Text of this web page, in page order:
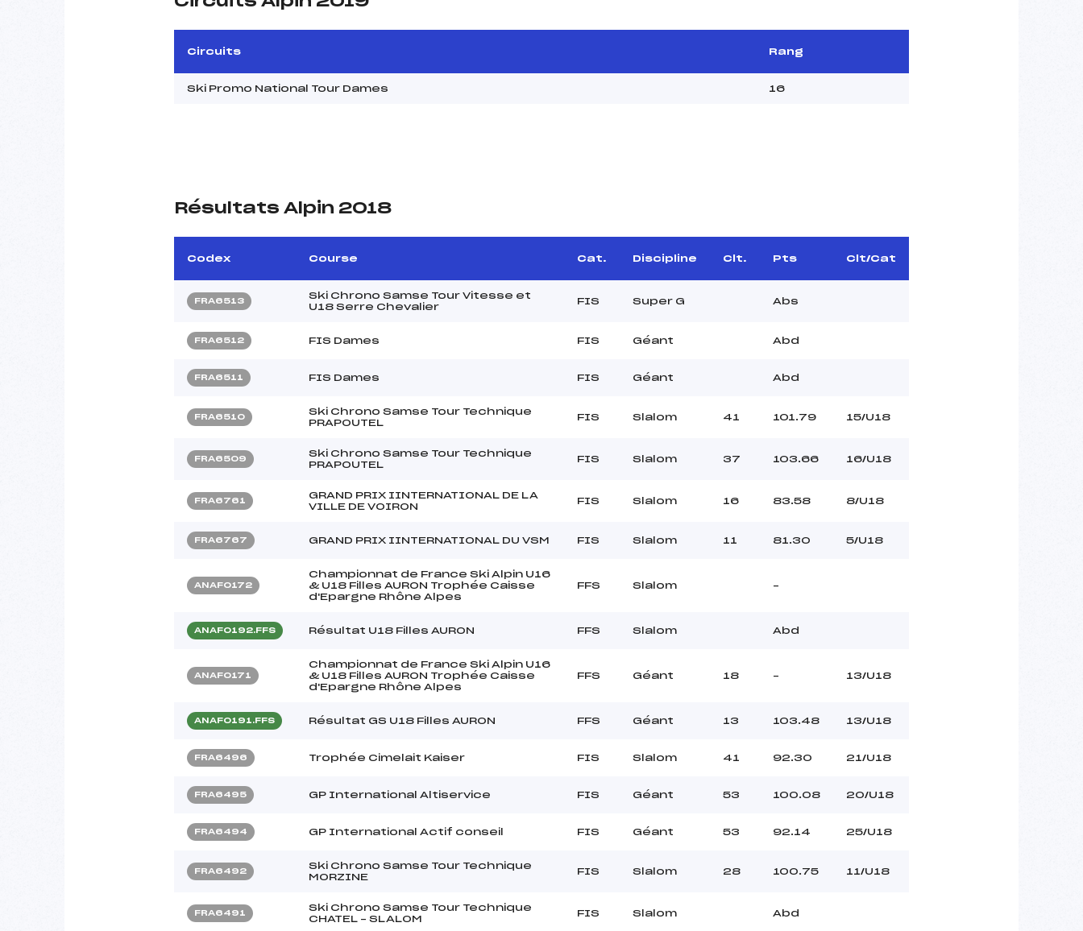
Circuits Rang
Ski Promo National Tour Dames 16
Résultats Alpin 2018
Codex Course Cat. Discipline Clt. Pts Clt/Cat
FRA6513
Ski Chrono Samse Tour Vitesse et
U18 Serre Chevalier
FIS Super G Abs
FRA6512 FIS Dames FIS Géant Abd
FRA6511 FIS Dames FIS Géant Abd
FRA6510
Ski Chrono Samse Tour Technique
PRAPOUTEL
FIS Slalom 41 101.79 15/U18
FRA6509
Ski Chrono Samse Tour Technique
PRAPOUTEL
FIS Slalom 37 103.66 16/U18
FRA6761
GRAND PRIX IINTERNATIONAL DE LA
VILLE DE VOIRON
FIS Slalom 16 83.58 8/U18
FRA6767 GRAND PRIX IINTERNATIONAL DU VSM FIS Slalom 11 81.30 5/U18
ANAF0172
Championnat de France Ski Alpin U16
& U18 Filles AURON Trophée Caisse
d'Epargne Rhône Alpes
FFS Slalom –
ANAF0192.FFS Résultat U18 Filles AURON FFS Slalom Abd
ANAF0171
Championnat de France Ski Alpin U16
& U18 Filles AURON Trophée Caisse
d'Epargne Rhône Alpes
FFS Géant 18 – 13/U18
ANAF0191.FFS Résultat GS U18 Filles AURON FFS Géant 13 103.48 13/U18
FRA6496 Trophée Cimelait Kaiser FIS Slalom 41 92.30 21/U18
FRA6495 GP International Altiservice FIS Géant 53 100.08 20/U18
FRA6494 GP International Actif conseil FIS Géant 53 92.14 25/U18
FRA6492
Ski Chrono Samse Tour Technique
MORZINE
FIS Slalom 28 100.75 11/U18
FRA6491
Ski Chrono Samse Tour Technique
CHATEL – SLALOM
FIS Slalom Abd